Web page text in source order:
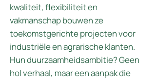
kwaliteit, flexibiliteit en
vakmanschap bouwen ze
toekomstgerichte projecten voor
industriële en agrarische klanten.
Hun duurzaamheidsambitie? Geen
hol verhaal, maar een aanpak die